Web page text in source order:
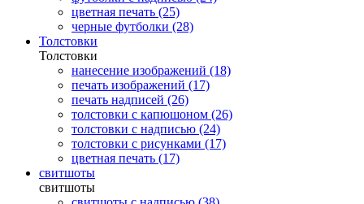
цветная печать (25)
черные футболки (28)
Толстовки
Толстовки
нанесение изображений (18)
печать изображений (17)
печать надписей (26)
толстовки с капюшоном (26)
толстовки с надписью (24)
толстовки с рисунками (17)
цветная печать (17)
свитшоты
свитшоты